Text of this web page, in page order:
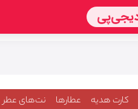
کارت هدیه عطارها نت‌های عطر